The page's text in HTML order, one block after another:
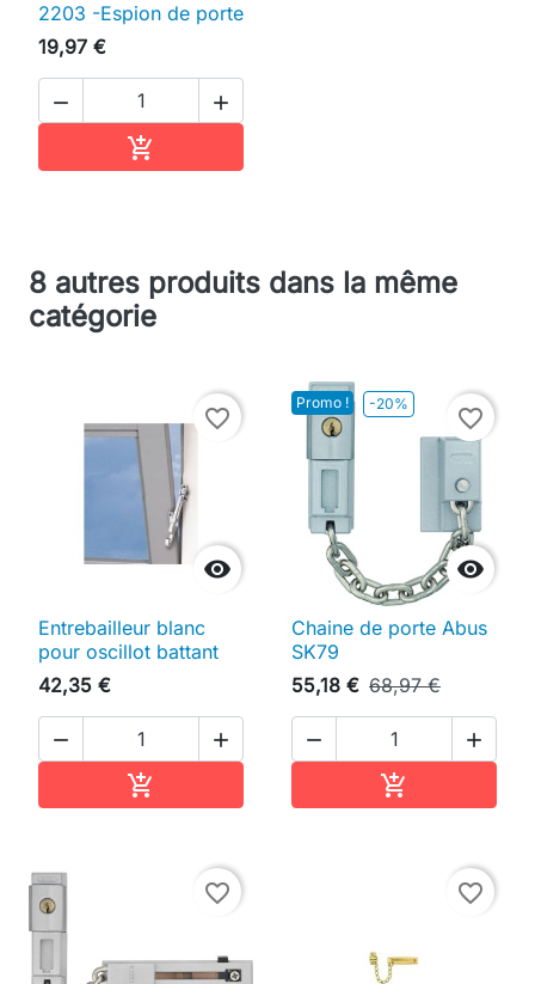
2203 -Espion de porte
19,97 €
 

8 autres produits dans la même
catégorie

favorite_border
Entrebailleur blanc
pour oscillot battant
42,35 €
 

Promo ! -20%

favorite_border
Chaine de porte Abus
SK79
55,18 € 68,97 €
 

favorite_border favorite_border